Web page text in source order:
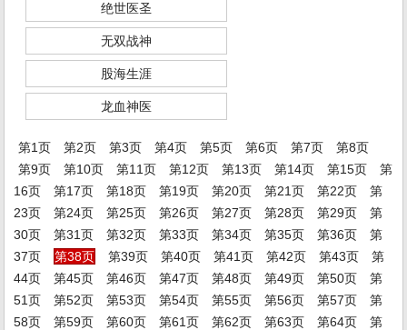
绝世医圣
无双战神
股海生涯
龙血神医
第1页 第2页 第3页 第4页 第5页 第6页 第7页
第8页
第9页
第10页 第11页 第12页 第13页 第14页 第15页
第
16页
第17页 第18页 第19页 第20页 第21页 第22页
第
23页
第24页 第25页 第26页 第27页 第28页 第29页
第
30页
第31页 第32页 第33页 第34页 第35页 第36页
第
37页
第38页 第39页 第40页 第41页 第42页 第43页
第
44页
第45页 第46页 第47页 第48页 第49页 第50页
第
51页
第52页 第53页 第54页 第55页 第56页 第57页
第
58页
第59页 第60页 第61页 第62页 第63页 第64页
第